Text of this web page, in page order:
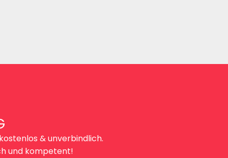
& unverbindlich.
und kompetent!